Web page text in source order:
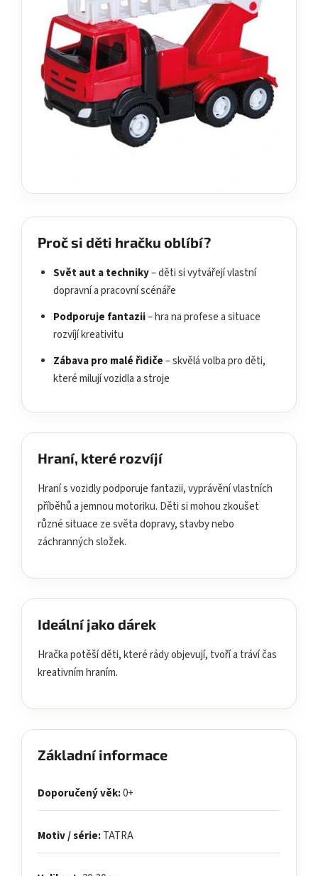
Proč si děti hračku oblíbí?
Svět aut a techniky– děti si vytvářejí vlastní
dopravní a pracovní scénáře
Podporuje fantazii– hra na profese a situace
rozvíjí kreativitu
Zábava pro malé řidiče– skvělá volba pro děti,
které milují vozidla a stroje
Hraní, které rozvíjí
Hraní s vozidly podporuje fantazii, vyprávění vlastních
příběhů a jemnou motoriku. Děti si mohou zkoušet
různé situace ze světa dopravy, stavby nebo
záchranných složek.
Ideální jako dárek
Hračka potěší děti, které rády objevují, tvoří a tráví čas
kreativním hraním.
Základní informace
Doporučený věk:0+
Motiv / série:TATRA